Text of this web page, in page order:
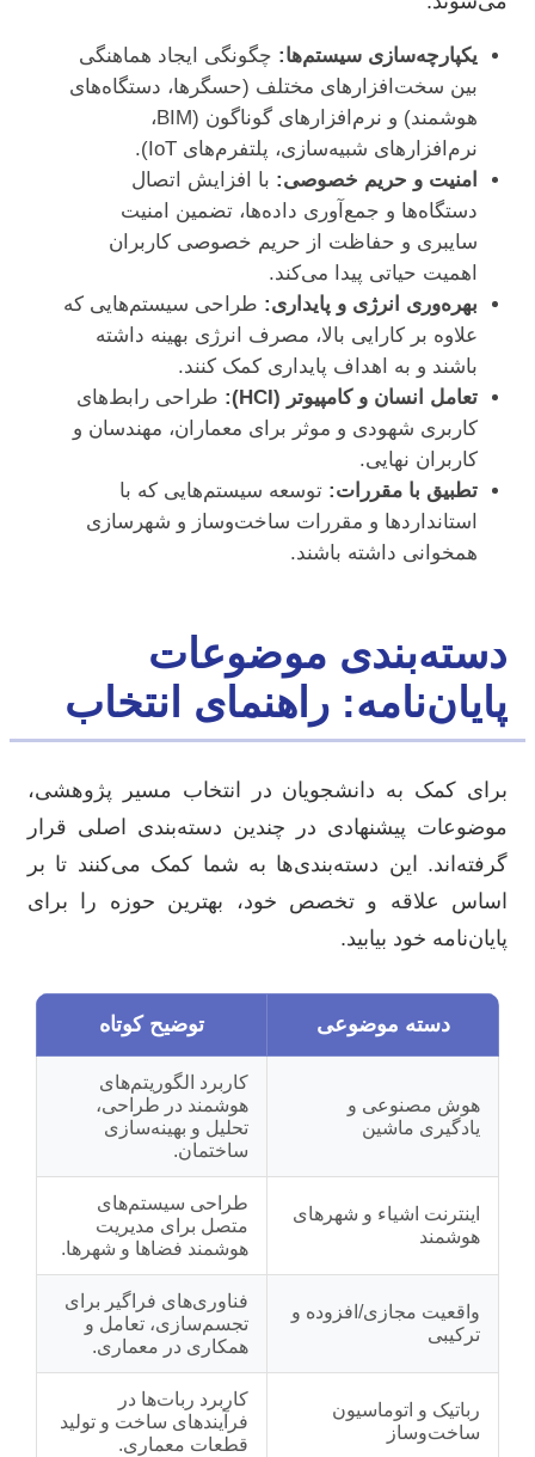
یکپارچه‌سازی سیستم‌ها: چگونگی ایجاد هماهنگی
بین سخت‌افزارهای مختلف (حسگرها، دستگاه‌های
هوشمند) و نرم‌افزارهای گوناگون (BIM،
نرم‌افزارهای شبیه‌سازی، پلتفرم‌های IoT).
امنیت و حریم خصوصی: با افزایش اتصال
دستگاه‌ها و جمع‌آوری داده‌ها، تضمین امنیت
سایبری و حفاظت از حریم خصوصی کاربران
اهمیت حیاتی پیدا می‌کند.
بهره‌وری انرژی و پایداری: طراحی سیستم‌هایی که
علاوه بر کارایی بالا، مصرف انرژی بهینه داشته
باشند و به اهداف پایداری کمک کنند.
تعامل انسان و کامپیوتر (HCI):
طراحی رابط‌های
کاربری شهودی و موثر برای معماران، مهندسان و
کاربران نهایی.
تطبیق با مقررات: توسعه سیستم‌هایی که با
استانداردها و مقررات ساخت‌وساز و شهرسازی
همخوانی داشته باشند.
دسته‌بندی موضوعات
پایان‌نامه: راهنمای انتخاب
برای کمک به دانشجویان در انتخاب مسیر پژوهشی،
موضوعات پیشنهادی در چندین دسته‌بندی اصلی قرار
گرفته‌اند. این دسته‌بندی‌ها به شما کمک می‌کنند تا بر
اساس علاقه و تخصص خود، بهترین حوزه را برای
پایان‌نامه خود بیابید.
دسته موضوعی توضیح کوتاه
هوش مصنوعی و
یادگیری ماشین
کاربرد الگوریتم‌های
هوشمند در طراحی،
تحلیل و بهینه‌سازی
ساختمان.
اینترنت اشیاء و شهرهای
هوشمند
طراحی سیستم‌های
متصل برای مدیریت
هوشمند فضاها و شهرها.
واقعیت مجازی/افزوده و
ترکیبی
فناوری‌های فراگیر برای
تجسم‌سازی، تعامل و
همکاری در معماری.
رباتیک و اتوماسیون
ساخت‌وساز
کاربرد ربات‌ها در
فرآیندهای ساخت و تولید
قطعات معماری.